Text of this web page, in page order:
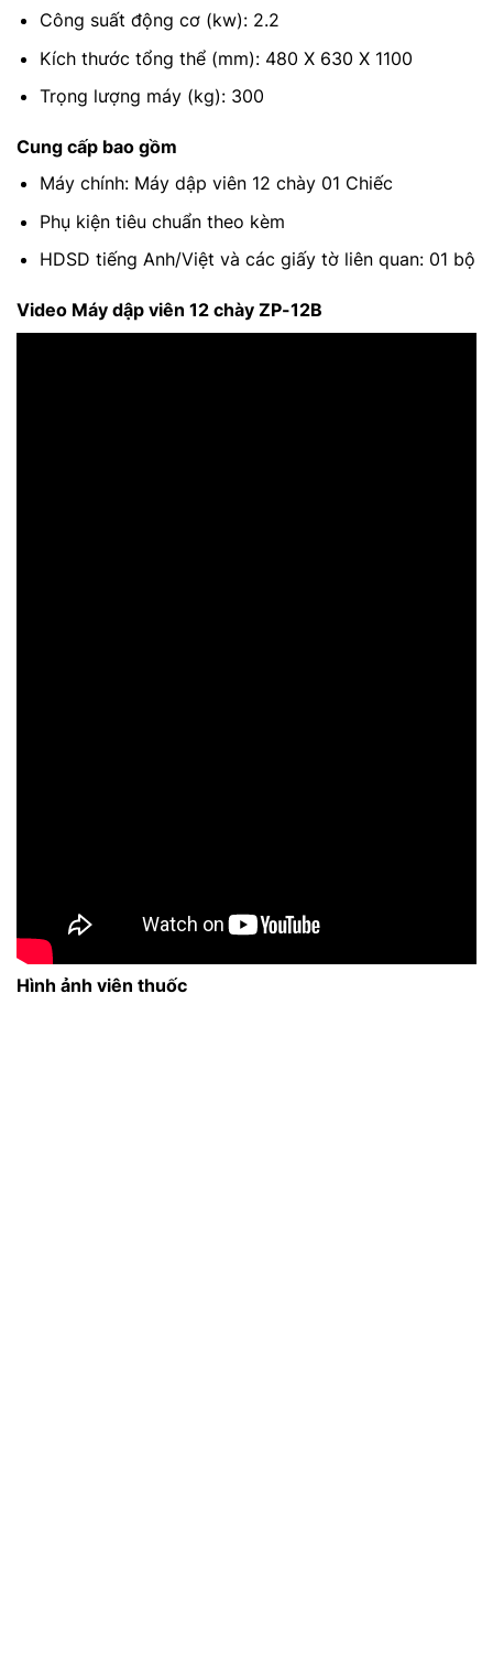
Công suất động cơ (kw): 2.2
Kích thước tổng thể (mm): 480 X 630 X 1100
Trọng lượng máy (kg): 300
Cung cấp bao gồm
Máy chính: Máy dập viên 12 chày 01 Chiếc
Phụ kiện tiêu chuẩn theo kèm
HDSD tiếng Anh/Việt và các giấy tờ liên quan: 01 bộ
Video Máy dập viên 12 chày ZP-12B
Hình ảnh viên thuốc